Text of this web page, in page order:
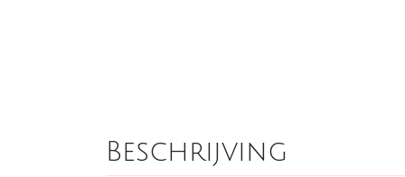
Beschrijving